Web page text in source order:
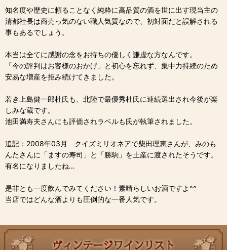
知名度や歴史に頼ることなく純粋に高品質の酒を世に出す現当主の
清都社長は商売っ気のない職人気質なので、初対面だと誤解される
事もあるでしょう。
本当は全てに感謝の念をお持ちの優しく謙虚な方なんです。
「今の評判はお客様のおかげ」と初心を忘れず、集中力持続のため
安易な増産を拒み続けてきました。
若き上島健一郎杜氏も、北陸で最優秀杜氏に連続選出され今後が楽
しみな蔵です。
池田満寿夫さんにも評価されラベルも氏が執筆されました。
追記：2008年03月 クイズミリオネアで柴田理恵さんが、みのも
んたさんに「ますの寿司」と「勝駒」を土産に渡されたそうです。
有名になりましたね…
是非とも一度飲んでみてください！素晴らしいお酒ですよ^^
当店ではどんな酒よりも圧倒的な一番人気です。